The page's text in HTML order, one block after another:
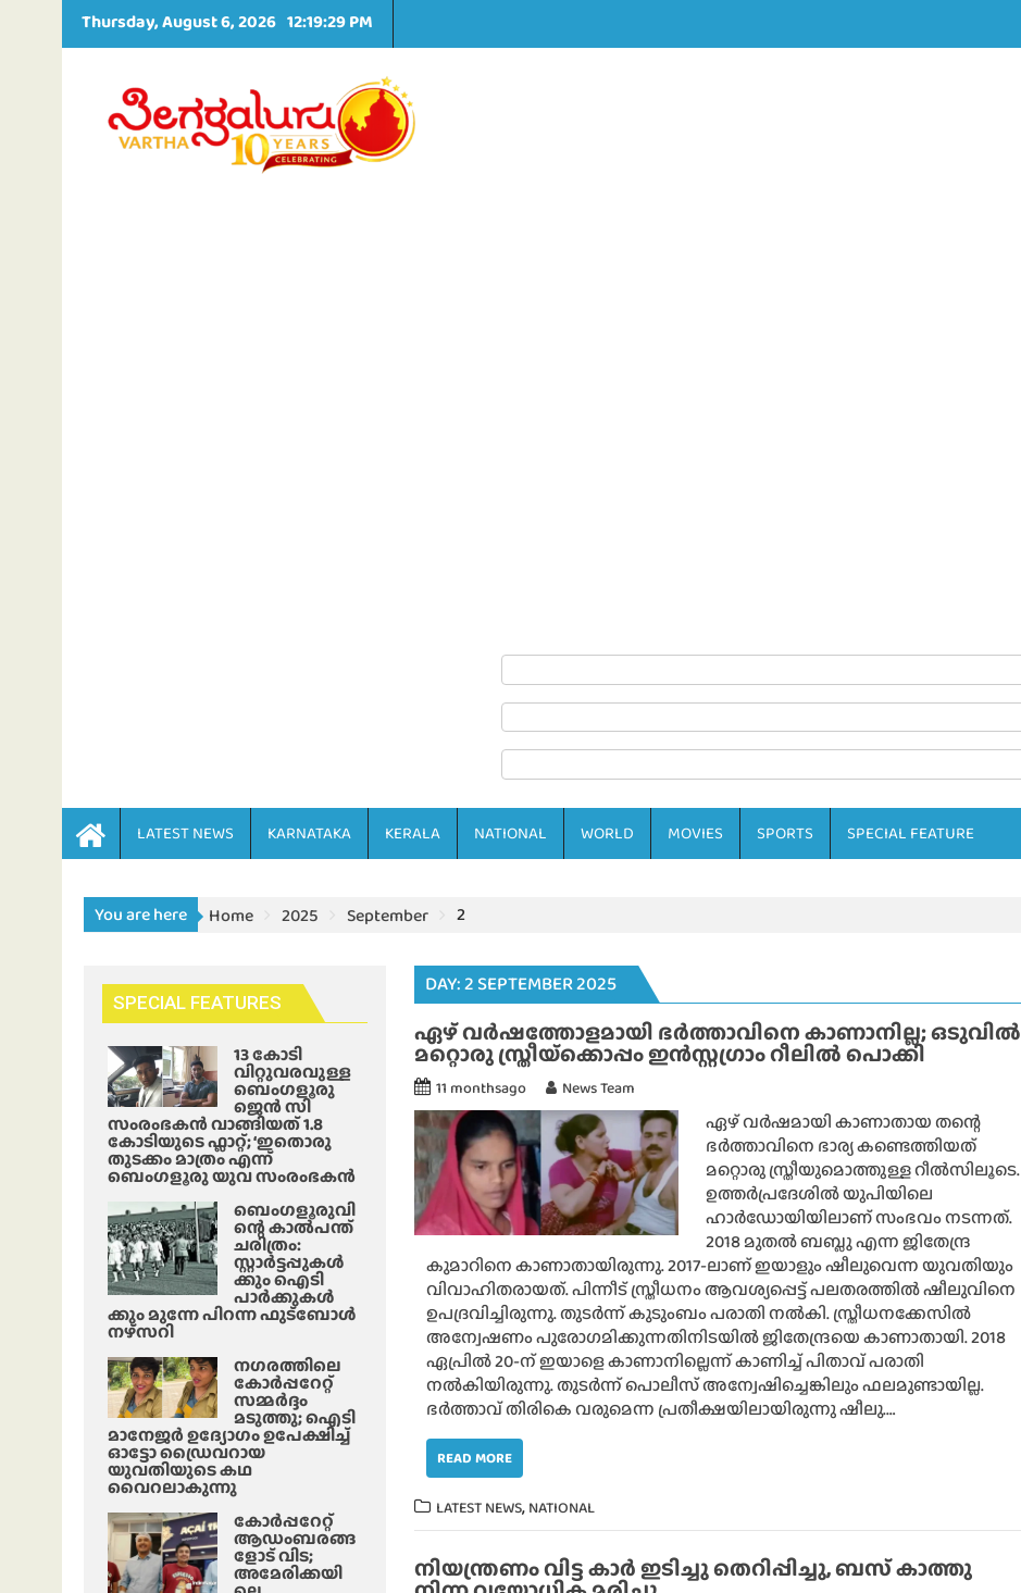
Thursday, August 6, 2026 12:19:30 PM
LATEST NEWS KARNATAKA KERALA NATIONAL WORLD MOVIES SPORTS SPECIAL FEATURE
You are here Home 2025 September 2
DAY:2 SEPTEMBER 2025
ഏഴ് വർഷത്തോളമായി ഭർത്താവിനെ കാണാനില്ല; ഒടുവിൽ
മറ്റൊരു സ്ത്രീയ്‌ക്കൊപ്പം ഇൻസ്റ്റഗ്രാം റീലിൽ പൊക്കി
11 monthsago News Team
ഏഴ് വർഷമായി കാണാതായ തന്റെ
ഭർത്താവിനെ ഭാര്യ കണ്ടെത്തിയത്
മറ്റൊരു സ്ത്രീയുമൊത്തുള്ള റീൽസിലൂടെ.
ഉത്തർപ്രദേശിൽ യുപിയിലെ
ഹാർഡോയിയിലാണ് സംഭവം നടന്നത്.
2018 മുതൽ ബബ്ലു എന്ന ജിതേന്ദ്ര
കുമാറിനെ കാണാതായിരുന്നു. 2017-ലാണ് ഇയാളും ഷീലുവെന്ന യുവതിയും
വിവാഹിതരായത്. പിന്നീട് സ്ത്രീധനം ആവശ്യപ്പെട്ട് പലതരത്തിൽ ഷീലുവിനെ
ഉപദ്രവിച്ചിരുന്നു. തുടർന്ന് കുടുംബം പരാതി നൽകി. സ്ത്രീധനക്കേസിൽ
അന്വേഷണം പുരോഗമിക്കുന്നതിനിടയിൽ ജിതേന്ദ്രയെ കാണാതായി. 2018
ഏപ്രിൽ 20-ന് ഇയാളെ കാണാനില്ലെന്ന് കാണിച്ച് പിതാവ് പരാതി
നൽകിയിരുന്നു. തുടർന്ന് പൊലീസ് അന്വേഷിച്ചെങ്കിലും ഫലമുണ്ടായില്ല.
ഭർത്താവ് തിരികെ വരുമെന്ന പ്രതീക്ഷയിലായിരുന്നു ഷീലു.…
READ MORE
LATEST NEWS, NATIONAL
നിയന്ത്രണം വിട്ട കാര്‍ ഇടിച്ചു തെറിപ്പിച്ചു, ബസ് കാത്തു
SPECIAL FEATURES
13 കോടി
വിറ്റുവരവുള്ള
ബെംഗളൂരു
ജെൻ സി
സംരംഭകൻ വാങ്ങിയത് 1.8
കോടിയുടെ ഫ്ലാറ്റ്; ‘ഇതൊരു
തുടക്കം മാത്രം എന്ന്
ബെംഗളൂരു യുവ സംരംഭകൻ
ബെംഗളൂരുവി
ന്റെ കാൽപന്ത്
ചരിത്രം:
സ്റ്റാർട്ടപ്പുകൾ
ക്കും ഐടി
പാർക്കുകൾ
ക്കും മുന്നേ പിറന്ന ഫുട്ബോൾ
നഴ്സറി
നഗരത്തിലെ
കോർപ്പറേറ്റ്
സമ്മർദ്ദം
മടുത്തു; ഐടി
മാനേജർ ഉദ്യോഗം ഉപേക്ഷിച്ച്
ഓട്ടോ ഡ്രൈവറായ
യുവതിയുടെ കഥ
വൈറലാകുന്നു
കോർപ്പറേറ്റ്
ആഡംബരങ്ങ
ളോട് വിട;
അമേരിക്കയി